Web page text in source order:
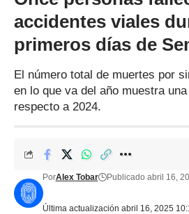
accidentes viales
primeros días de
El número total de muertes por
en lo que va del año muestra
respecto a 2024.
Última actualización abril 16, 2025
PorAlex Tobar Publicado abril 16,